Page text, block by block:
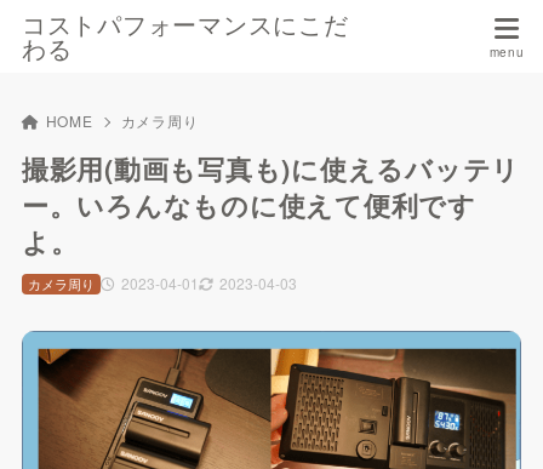
コストパフォーマンスにこだ
わる
HOME カメラ周り
撮影用(動画も写真も)に使えるバッテリ
ー。いろんなものに使えて便利です
よ。
2023-04-01 2023-04-03
カメラ周り